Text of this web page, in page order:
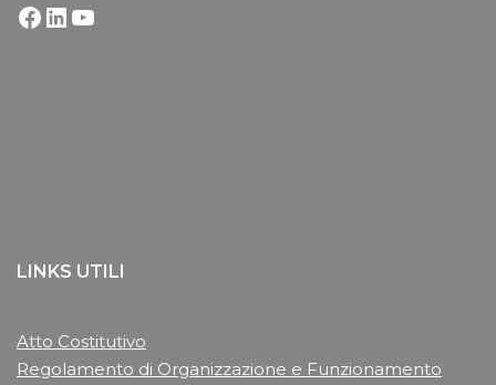
LINKS UTILI
Atto Costitutivo
Regolamento di Organizzazione e Funzionamento